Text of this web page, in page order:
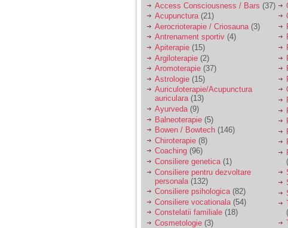
Access Consciousness / Bars (37)
Acupunctura(21)
Aerocrioterapie / Criosauna (3)
Antrenament sportiv (4)
Apiterapie (15)
Argiloterapie (2)
Aromoterapie (37)
Astrologie (15)
Auriculoterapie/Acupunctura
auriculara(13)
Ayurveda (9)
Balneoterapie (5)
Bowen / Bowtech (146)
Chiroterapie (8)
Coaching (96)
Consiliere genetica (1)
Consiliere pentru dezvoltare
personala (132)
Consiliere psihologica(82)
Consiliere vocationala (54)
Constelatii familiale (18)
Cosmetologie (3)